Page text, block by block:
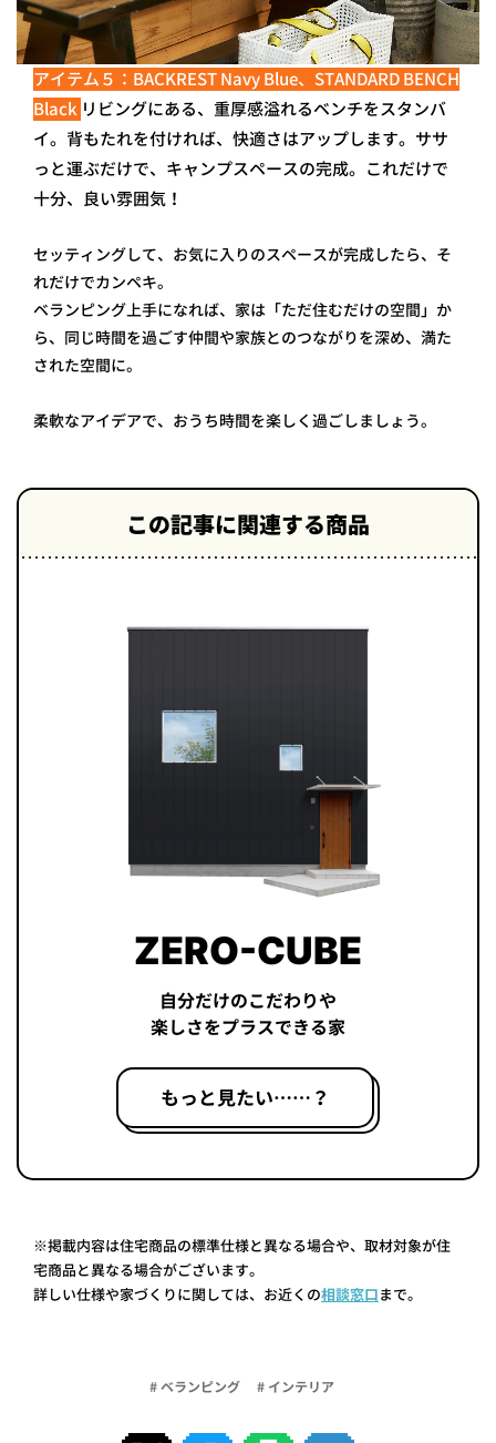
アイテム５：BACKREST Navy Blue、STANDARD BENCH
Black リビングにある、重厚感溢れるベンチをスタンバ
イ。背もたれを付ければ、快適さはアップします。ササ
っと運ぶだけで、キャンプスペースの完成。これだけで
十分、良い雰囲気！
セッティングして、お気に入りのスペースが完成したら、そ
れだけでカンペキ。
ベランピング上手になれば、家は「ただ住むだけの空間」か
ら、同じ時間を過ごす仲間や家族とのつながりを深め、満た
された空間に。
柔軟なアイデアで、おうち時間を楽しく過ごしましょう。
この記事に関連する商品
ZERO-CUBE
自分だけのこだわりや
楽しさをプラスできる家
もっと見たい……？
※掲載内容は住宅商品の標準仕様と異なる場合や、取材対象が住
宅商品と異なる場合がございます。
詳しい仕様や家づくりに関しては、お近くの相談窓口まで。
# ベランピング # インテリア